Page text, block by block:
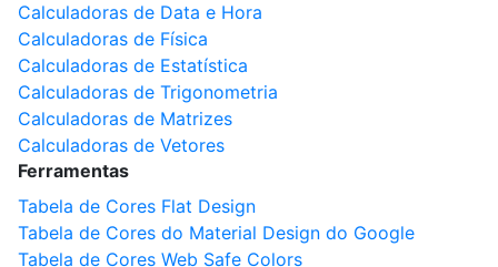
Calculadoras de Data e Hora
Calculadoras de Física
Calculadoras de Estatística
Calculadoras de Trigonometria
Calculadoras de Matrizes
Calculadoras de Vetores
Ferramentas
Tabela de Cores Flat Design
Tabela de Cores do Material Design do Google
Tabela de Cores Web Safe Colors